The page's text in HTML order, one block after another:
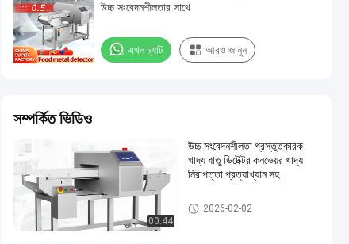
উচ্চ সংবেদনশীলতার সাথে
এখন চ্যাট আরও জানুন
সম্পর্কিত ভিডিও
00:44
উচ্চ সংবেদনশীলতা প্রস্তুতকারক
খাদ্য ধাতু ডিটেক্টর কনভেয়র খাদ্য
নিরাপত্তা প্রত্যাখ্যান সহ
ফুড মেটাল ডিটেক্টর
2026-02-02